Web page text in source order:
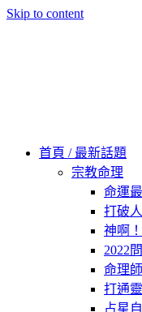
Skip to content
首頁 / 最新話題
宗教命理
命運
打破
神啊
2022
命理
打通
占星